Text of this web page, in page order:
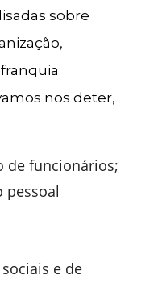
sobre
nos deter,
de funcionários;
pessoal
e de